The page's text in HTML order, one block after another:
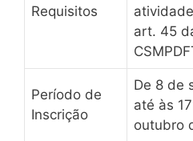
Requisitos
art. 45
Período de
Inscrição
De 8 de
até às
outubro